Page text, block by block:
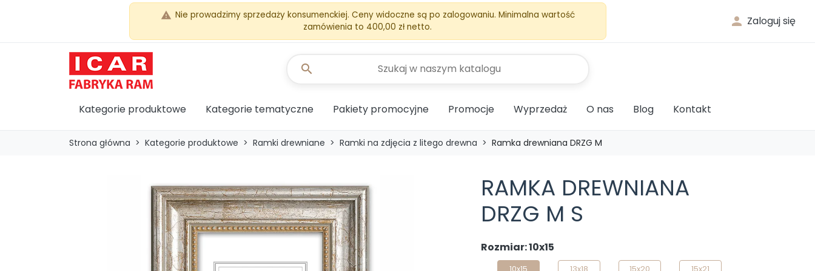
 Zaloguj się
warning Nie prowadzimy sprzedaży konsumenckiej. Ceny widoczne są po zalogowaniu. Minimalna wartość
zamówienia to 400,00 zł netto.
Kategorie produktowe Kategorie tematyczne Pakiety promocyjne Promocje Wyprzedaż O nas Blog Kontakt
search
Strona główna Kategorie produktowe Ramki drewniane Ramki na zdjęcia z litego drewna Ramka drewniana DRZG M
RAMKA DREWNIANA
DRZG M S
Rozmiar: 10x15